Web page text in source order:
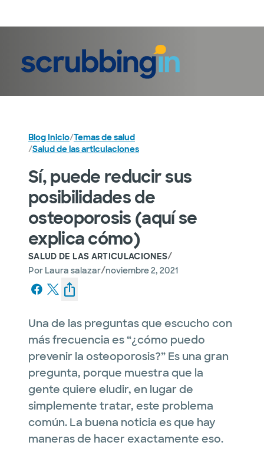
Blog Inicio/Temas de salud
/Salud de las articulaciones
Sí, puede reducir sus
posibilidades de
osteoporosis (aquí se
explica cómo)
SALUD DE LAS ARTICULACIONES/
Por Laura salazar/noviembre 2, 2021
Una de las preguntas que escucho con
más frecuencia es “¿cómo puedo
prevenir la osteoporosis?” Es una gran
pregunta, porque muestra que la
gente quiere eludir, en lugar de
simplemente tratar, este problema
común. La buena noticia es que hay
maneras de hacer exactamente eso.